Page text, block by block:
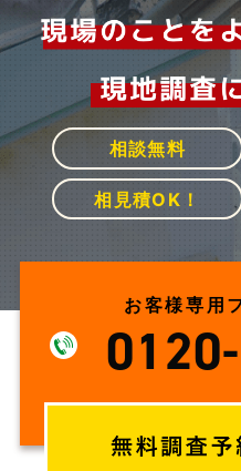
相談無料
相見積OK！
お客様専用